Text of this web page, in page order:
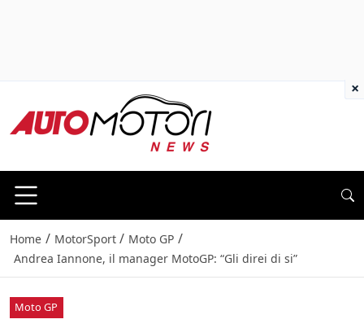
Home / MotorSport / Moto GP /
Andrea Iannone, il manager MotoGP: “Gli direi di si”
Moto GP
×